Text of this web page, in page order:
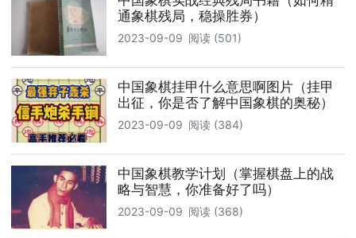
通象棋残局，稳操胜券）
2023-09-09 阅读 (501)
中国象棋挂甲什么意思啊图片（挂甲
出征，你是否了解中国象棋的奥秘）
2023-09-09 阅读 (384)
中国象棋教学计划（掌握棋盘上的战
略与智慧，你准备好了吗）
2023-09-09 阅读 (368)